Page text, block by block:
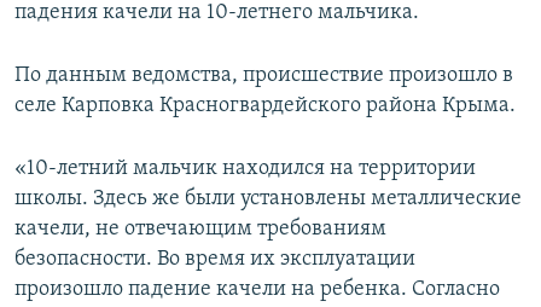
падения качели на 10-летнего мальчика.
По данным ведомства, происшествие произошло в
селе Карповка Красногвардейского района Крыма.
«10-летний мальчик находился на территории
школы. Здесь же были установлены металлические
качели, не отвечающим требованиям
безопасности. Во время их эксплуатации
произошло падение качели на ребенка. Согласно